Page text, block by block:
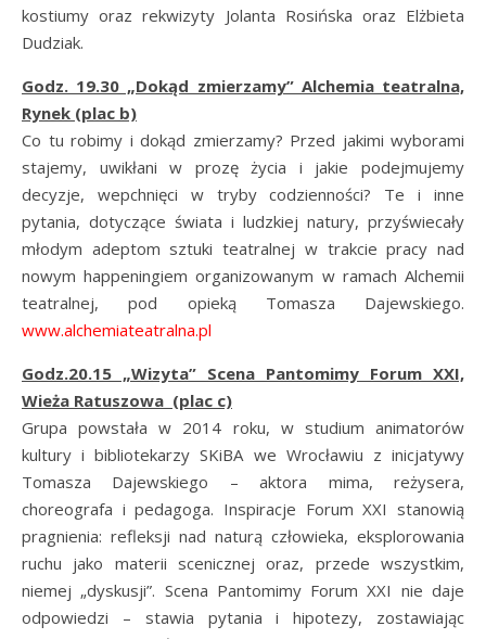
kostiumy oraz rekwizyty Jolanta Rosińska oraz Elżbieta
Dudziak.
Godz. 19.30 „Dokąd zmierzamy” Alchemia teatralna,
Rynek (plac b)
Co tu robimy i dokąd zmierzamy? Przed jakimi wyborami
stajemy, uwikłani w prozę życia i jakie podejmujemy
decyzje, wepchnięci w tryby codzienności? Te i inne
pytania, dotyczące świata i ludzkiej natury, przyświecały
młodym adeptom sztuki teatralnej w trakcie pracy nad
nowym happeningiem organizowanym w ramach Alchemii
teatralnej, pod opieką Tomasza Dajewskiego.
www.alchemiateatralna.pl
Godz.20.15 „Wizyta” Scena Pantomimy Forum XXI,
Wieża Ratuszowa (plac c)
Grupa powstała w 2014 roku, w studium animatorów
kultury i bibliotekarzy SKiBA we Wrocławiu z inicjatywy
Tomasza Dajewskiego – aktora mima, reżysera,
choreografa i pedagoga. Inspiracje Forum XXI stanowią
pragnienia: refleksji nad naturą człowieka, eksplorowania
ruchu jako materii scenicznej oraz, przede wszystkim,
niemej „dyskusji”. Scena Pantomimy Forum XXI nie daje
odpowiedzi – stawia pytania i hipotezy, zostawiając